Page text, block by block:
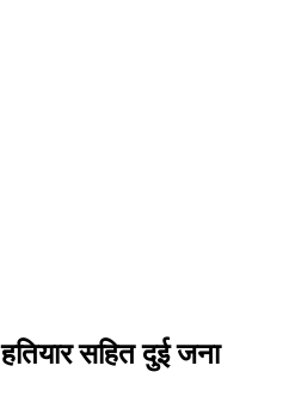
हतियार सहित दुई जना